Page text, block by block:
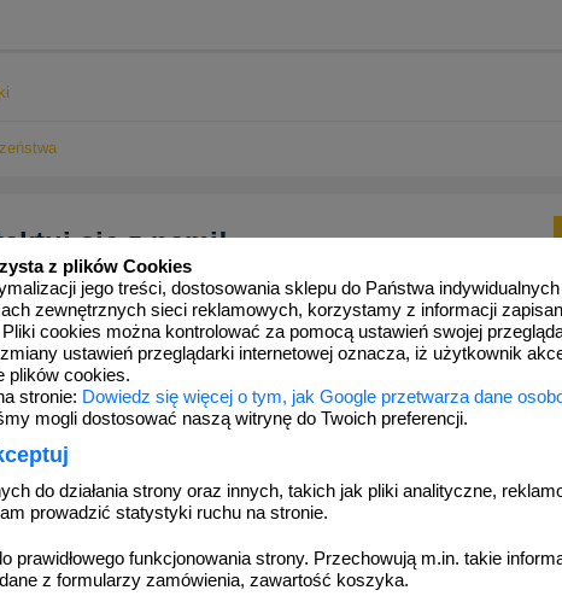
z plików Cookies
jego treści, dostosowania sklepu do Państwa
zewnętrznych sieci reklamowych, korzystamy z informacji
cookies można kontrolować za pomocą ustawień swojej
ustawień przeglądarki internetowej oznacza, iż użytkownik
plików cookies.
stronie: Dowiedz się więcej o tym, jak Google przetwarza dane
mogli dostosować naszą witrynę do Twoich preferencji.
do działania strony oraz innych, takich jak pliki analityczne,
prowadzić statystyki ruchu na stronie.
prawidłowego funkcjonowania strony. Przechowują m.in. takie
dane z formularzy zamówienia, zawartość koszyka.
się z nami!